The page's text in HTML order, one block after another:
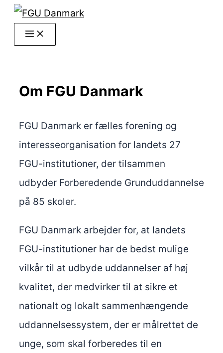
Gå
Om FGU Danmark
FGU Danmark er fælles forening og
interesseorganisation for landets 27
FGU-institutioner, der tilsammen
udbyder Forberedende Grunduddannelse
på 85 skoler.
FGU Danmark arbejder for, at landets
FGU-institutioner har de bedst mulige
vilkår til at udbyde uddannelser af høj
kvalitet, der medvirker til at sikre et
nationalt og lokalt sammenhængende
uddannelsessystem, der er målrettet de
unge, som skal forberedes til en